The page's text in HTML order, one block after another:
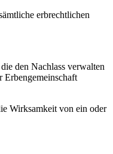
erbrechtlichen
den Nachlass verwalten
Erbengemeinschaft
Wirksamkeit von ein oder